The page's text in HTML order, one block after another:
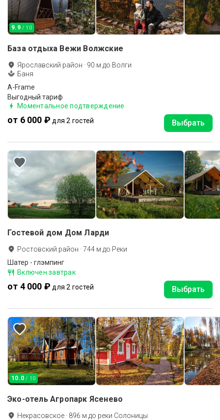
9.9 / 10
База отдыха Вежи Волжские
Ярославский район · 90 м до Волги
Баня
A-Frame
Выгодный тариф
Моментальное подтверждение
от 6 000 ₽ для 2 гостей Выбрать
Гостевой дом Дом Ларди
Ростовский район ·744 м до Реки
Шатер - глэмпинг
Включен завтрак
от 4 000 ₽ для 2 гостей Выбрать
10.0 / 10
Эко-отель Агропарк Ясенево
Некрасовское · 896 м до реки Солоницы